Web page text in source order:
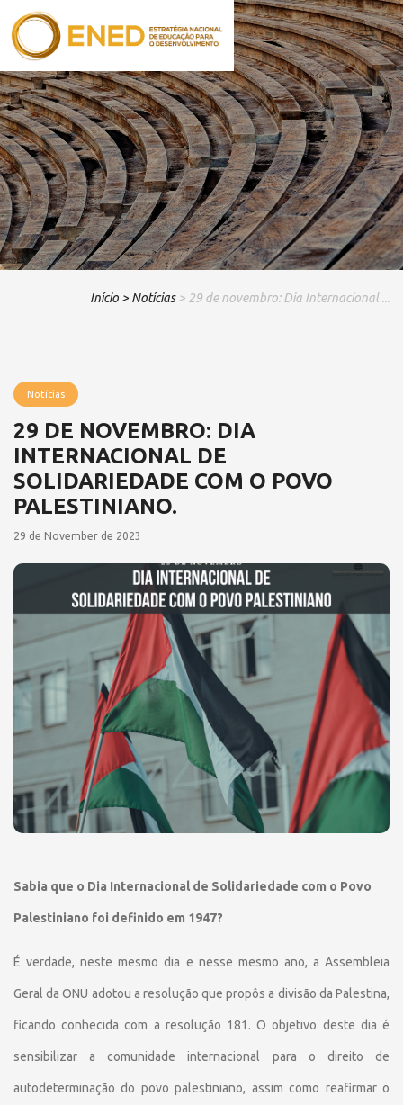
Início > Notícias > 29 de novembro: Dia Internacional ...
Notícias
29 DE NOVEMBRO: DIA
INTERNACIONAL DE
SOLIDARIEDADE COM O POVO
PALESTINIANO.
29 de November de 2023
Sabia que o Dia Internacional de Solidariedade com o Povo
Palestiniano foi definido em 1947?
É verdade, neste mesmo dia e nesse mesmo ano, a Assembleia
Geral da ONU adotou a resolução que propôs a divisão da Palestina,
ficando conhecida com a resolução 181. O objetivo deste dia é
sensibilizar a comunidade internacional para o direito de
autodeterminação do povo palestiniano, assim como reafirmar o